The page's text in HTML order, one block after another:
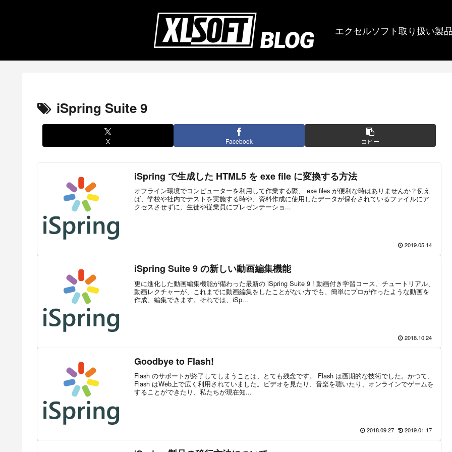
エクセルソフト取り扱い製
iSpring Suite 9
X Facebook コピー
iSpring で生成した HTML5 を exe file に変換する方法
オフライン環境でコンピューターを利用して作業する際、 exe files が便利な時はありませんか？例え
ば、学校や社内でテストを実施する時や、資料作成に使用したデータが保存されているファイルにア
クセスさせずに、生徒や従業員にプレゼンテーショ...
2019.05.14
iSpring Suite 9 の新しい動画編集機能
更に進化した動画編集機能が備わった最新の iSpring Suite 9 ! 動画付き学習コース、チュートリアル、
動画レクチャーが、これまでに動画編集をしたことがない方でも、簡単にプロが作ったような動画を
作成、編集できます。それでは、iSp...
2018.10.24
Goodbye to Flash!
Flash のサポートが終了してしまうことは、とても残念です。 Flash は画期的な技術でした。かつて、
Flash はWeb上で広く利用されていました。ビデオを見たり、音楽を聴いたり、オンラインでゲームを
することができたり、私たちが現在知...
2018.09.27 2019.01.17